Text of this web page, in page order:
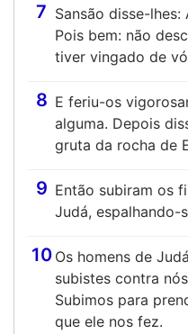
7 Sansão disse-lhes:
Pois bem: não
tiver vingado de
8 E feriu-os
alguma. Depois
gruta da rocha de
9 Então subiram os
Judá, espalhando-
10 Os homens de
subistes contra
Subimos para
que ele nos fez.